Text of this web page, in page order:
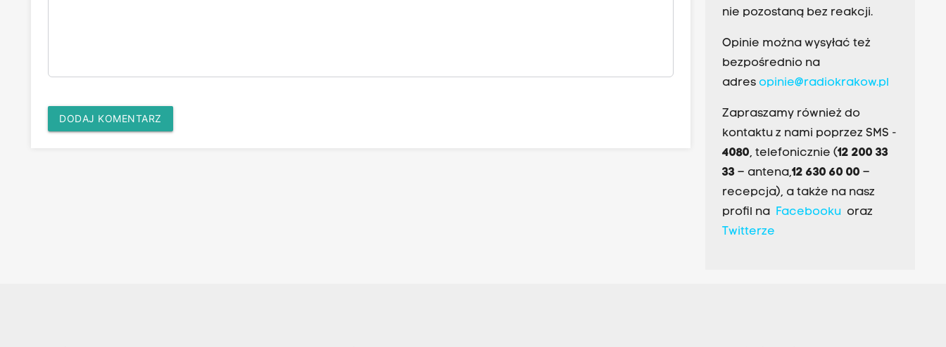
DODAJ KOMENTARZ
nie pozostaną bez reakcji.
Opinie można wysyłać też
bezpośrednio na
adres opinie@radiokrakow.pl
Zapraszamy również do
kontaktu z nami poprzez SMS -
4080, telefonicznie (12 200 33
33– antena,12 630 60 00 –
recepcja), a także na nasz
profil na Facebookuoraz
Twitterze